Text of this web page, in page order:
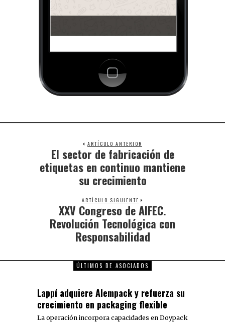
ARTÍCULO ANTERIOR
El sector de fabricación de
etiquetas en continuo mantiene
su crecimiento
ARTÍCULO SIGUIENTE
XXV Congreso de AIFEC.
Revolución Tecnológica con
Responsabilidad
ÚLTIMOS DE ASOCIADOS
Lappí adquiere Alempack y refuerza su
crecimiento en packaging flexible
La operación incorpora capacidades en Doypack